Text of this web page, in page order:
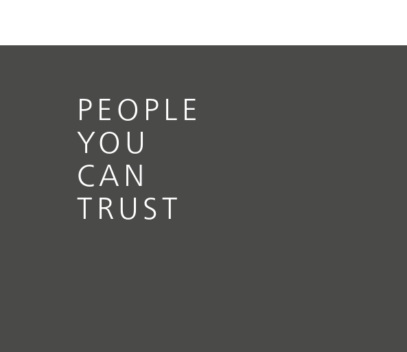
PEOPLE
YOU
CAN
TRUST